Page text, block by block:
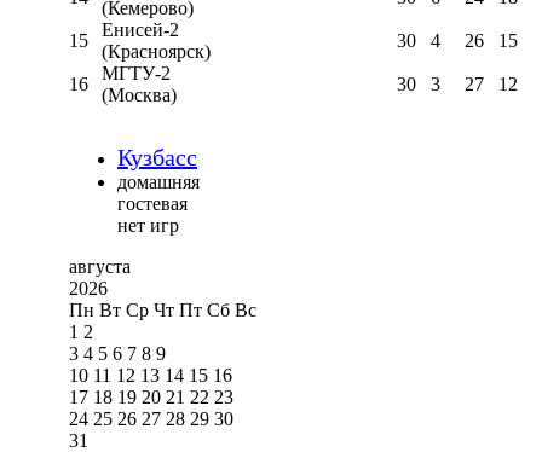
(Кемерово)
15
Енисей-2
(Красноярск)
30 4 26 15
16
МГТУ-2
(Москва)
30 3 27 12
Кузбасс
домашняя
гостевая
нет игр
августа
2026
Пн Вт Ср Чт Пт Сб Вс
1 2
3 4 5 6 7 8 9
10 11 12 13 14 15 16
17 18 19 20 21 22 23
24 25 26 27 28 29 30
31